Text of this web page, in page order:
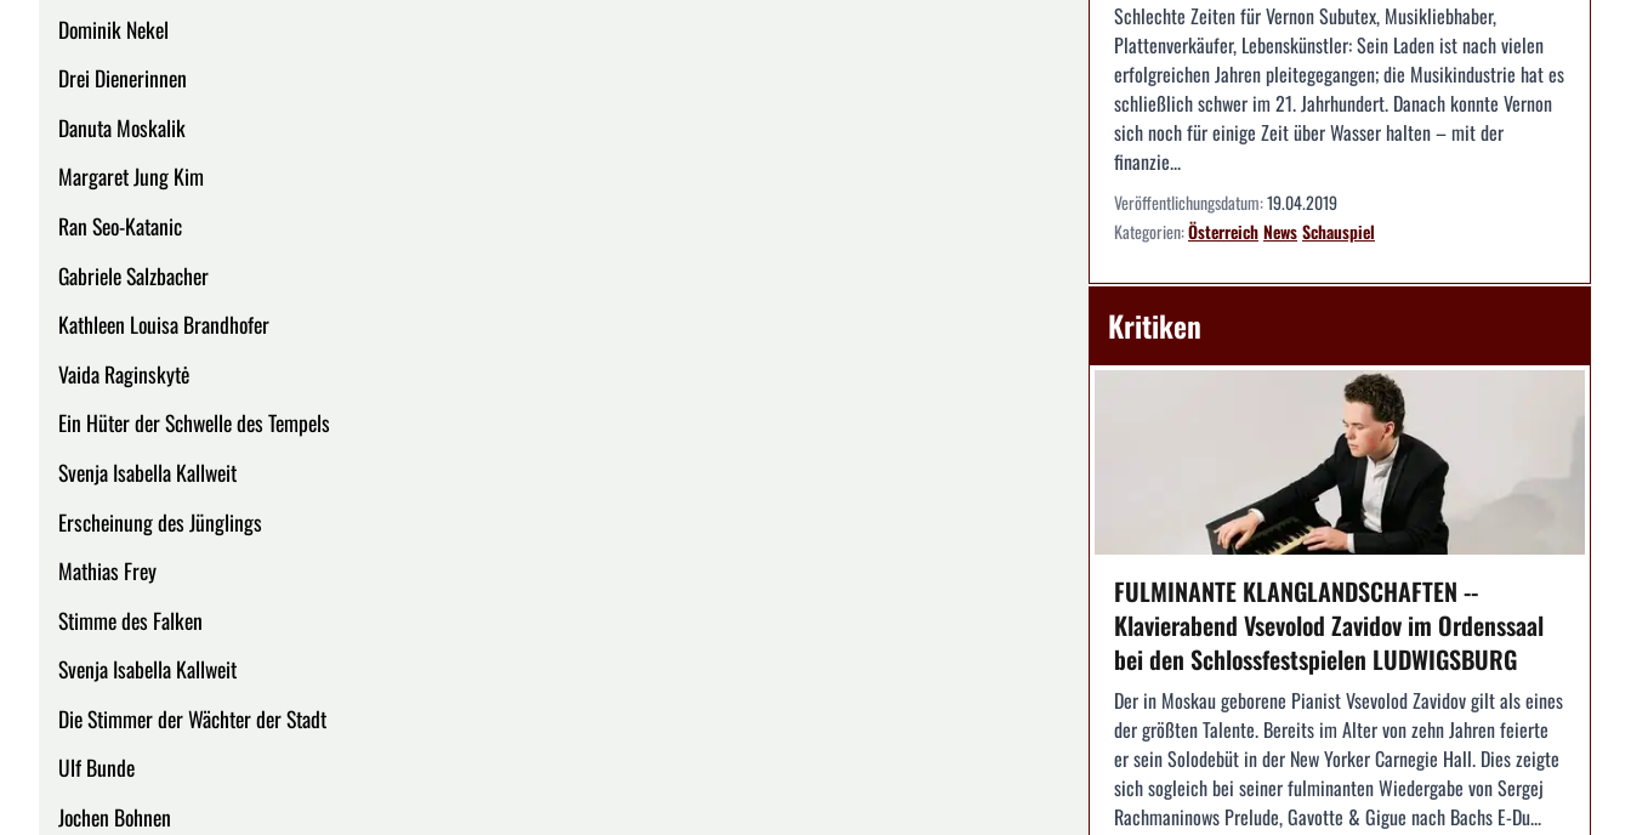
Dominik Nekel
Drei Dienerinnen
Danuta Moskalik
Margaret Jung Kim
Ran Seo-Katanic
Gabriele Salzbacher
Kathleen Louisa Brandhofer
Vaida Raginskytė
Ein Hüter der Schwelle des Tempels
Svenja Isabella Kallweit
Erscheinung des Jünglings
Mathias Frey
Stimme des Falken
Svenja Isabella Kallweit
Die Stimmer der Wächter der Stadt
Ulf Bunde
Jochen Bohnen
Schlechte Zeiten für Vernon Subutex, Musikliebhaber,
Plattenverkäufer, Lebenskünstler: Sein Laden ist nach vielen
erfolgreichen Jahren pleitegegangen; die Musikindustrie hat es
schließlich schwer im 21. Jahrhundert. Danach konnte Vernon
sich noch für einige Zeit über Wasser halten – mit der
finanzie...
Veröffentlichungsdatum:19.04.2019
Kategorien:ÖsterreichNewsSchauspiel
Kritiken
FULMINANTE KLANGLANDSCHAFTEN --
Klavierabend Vsevolod Zavidov im Ordenssaal
bei den Schlossfestspielen LUDWIGSBURG
Der in Moskau geborene Pianist Vsevolod Zavidov gilt als eines
der größten Talente. Bereits im Alter von zehn Jahren feierte
er sein Solodebüt in der New Yorker Carnegie Hall. Dies zeigte
sich sogleich bei seiner fulminanten Wiedergabe von Sergej
Rachmaninows Prelude, Gavotte & Gigue nach Bachs E-Du...